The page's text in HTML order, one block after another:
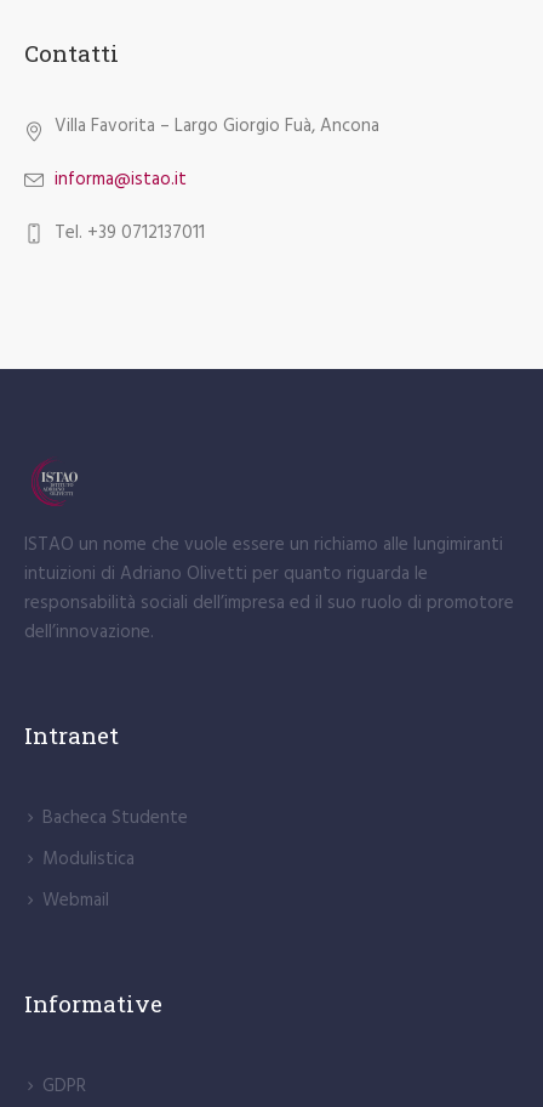
Contatti
Villa Favorita – Largo Giorgio Fuà, Ancona
informa@istao.it
Tel. +39 0712137011
ISTAO un nome che vuole essere un richiamo alle lungimiranti
intuizioni di Adriano Olivetti per quanto riguarda le
responsabilità sociali dell’impresa ed il suo ruolo di promotore
dell’innovazione.
Intranet
Bacheca Studente
Modulistica
Webmail
Informative
GDPR